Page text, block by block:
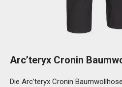
Arc’teryx Cronin
Die Arc’teryx Cronin